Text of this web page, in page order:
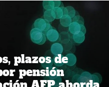
plazos de
pensión